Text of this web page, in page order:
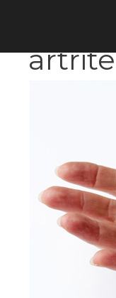
artrite